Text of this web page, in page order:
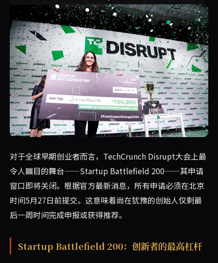
TechCrunch Disrupt旗下Startup Battlefield 200创业大赛
对于全球早期创业者而言，TechCrunch Disrupt大会上最
令人瞩目的舞台——Startup Battlefield 200——其申请
窗口即将关闭。根据官方最新消息，所有申请必须在北京
时间5月27日前提交。这意味着尚在犹豫的创始人仅剩最
后一周时间完成申报或获得推荐。
Startup Battlefield 200：创新者的最高杠杆